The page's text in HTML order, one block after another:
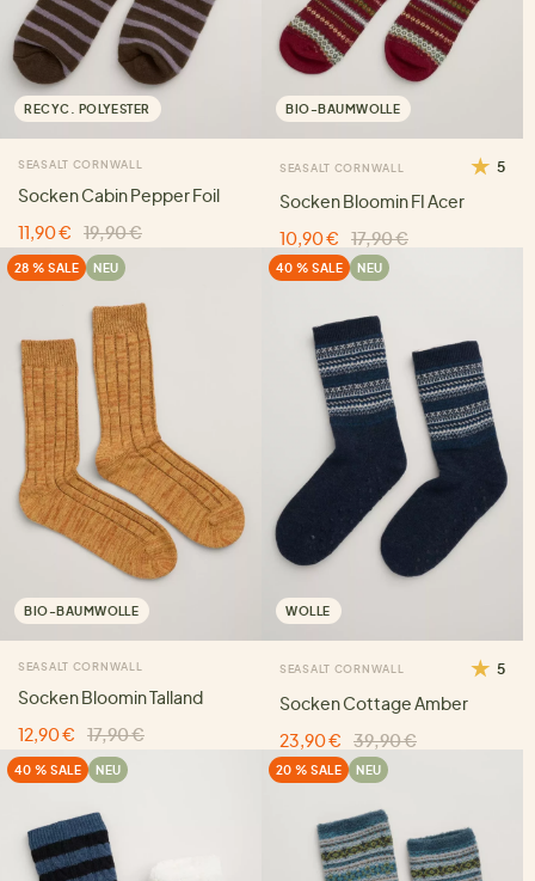
RECYC. POLYESTER
SEASALT CORNWALL
Socken Cabin Pepper Foil
11,90 €
19,90 €
BIO-BAUMWOLLE
SEASALT CORNWALL 5
Socken Bloomin FI Acer
10,90 €
17,90 €
28 % SALE NEU
BIO-BAUMWOLLE
SEASALT CORNWALL
Socken Bloomin Talland
12,90 €
17,90 €
40 % SALE NEU
WOLLE
SEASALT CORNWALL 5
Socken Cottage Amber
23,90 €
39,90 €
40 % SALE NEU 20 % SALE NEU